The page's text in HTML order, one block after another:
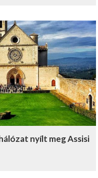
nyílt meg Assisi